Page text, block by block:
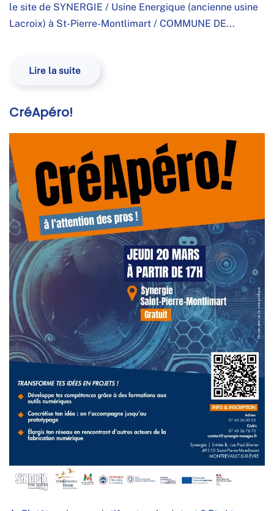
le site de SYNERGIE / Usine Energique (ancienne usine
Lacroix) à St-Pierre-Montlimart / COMMUNE DE...
Lire la suite
CréApéro!